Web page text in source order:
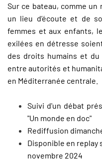
Sur ce bateau, comme
un lieu d’écoute et de
femmes et aux enfants,
exilées en détresse
des droits humains et
entre autorités et
en Méditerranée centrale.
Suivi d'un débat
"Un monde en doc"
Rediffusion
Disponible en replay
novembre 2024